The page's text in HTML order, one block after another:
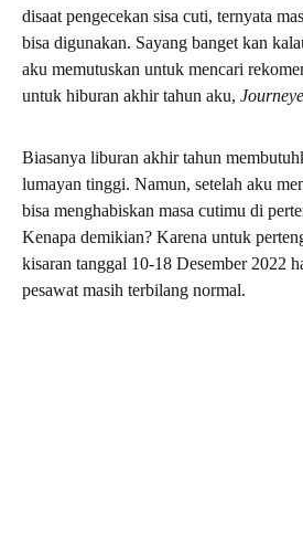
disaat pengecekan sisa cuti, ternyata
bisa digunakan. Sayang banget kan
aku memutuskan untuk mencari
untuk hiburan akhir tahun aku,
Biasanya liburan akhir tahun
lumayan tinggi. Namun, setelah aku
bisa menghabiskan masa cutimu di
Kenapa demikian? Karena untuk
kisaran tanggal 10-18 Desember 2022
pesawat masih terbilang normal.